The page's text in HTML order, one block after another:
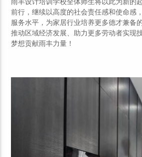
前行，继续以高度的社会责任感和使命感
服务水平，为家居行业培养更多德才兼备
推动区域经济发展、助力更多劳动者实现
梦想贡献雨丰力量！